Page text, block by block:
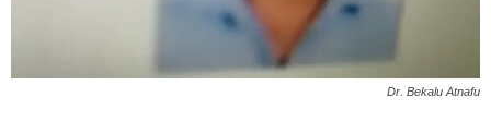
Dr. Bekalu Atnafu